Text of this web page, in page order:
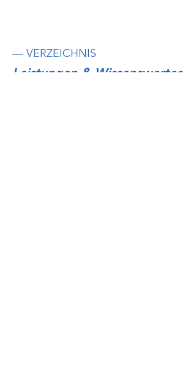
— VERZEICHNIS
Leistungen & Wissenswertes